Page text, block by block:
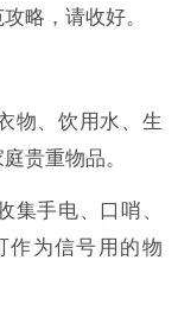
略，请收好。
物、饮用水、生
贵重物品。
集手电、口哨、
作为信号用的物